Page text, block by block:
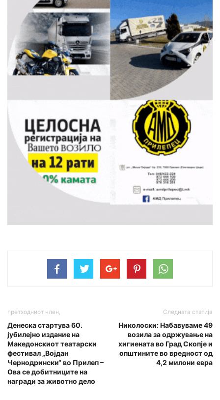
претходниот член,
Денеска стартува 60.
јубилејно издание на
Македонскиот театарски
фестивал „Војдан
Чернодрински“ во Прилеп –
Ова се добитниците на
награди за животно дело
Следната статија
Николоски: Набавуваме 49
возила за одржување на
хигиената во Град Скопје и
општините во вредност од
4,2 милони евра